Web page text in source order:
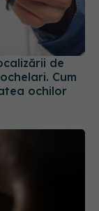
de
Cum
ochilor